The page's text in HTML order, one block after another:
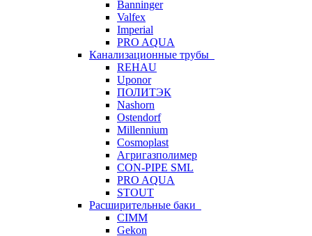
Banninger
Valfex
Imperial
PRO AQUA
Канализационные трубы
REHAU
Uponor
ПОЛИТЭК
Nashorn
Ostendorf
Millennium
Cosmoplast
Агригазполимер
CON-PIPE SML
PRO AQUA
STOUT
Расширительные баки
CIMM
Gekon